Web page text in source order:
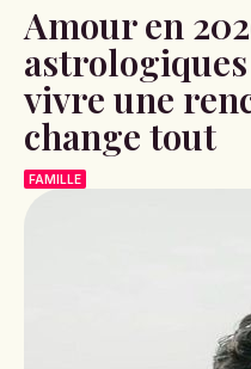
Amour en
vivre une
change tout
FAMILLE